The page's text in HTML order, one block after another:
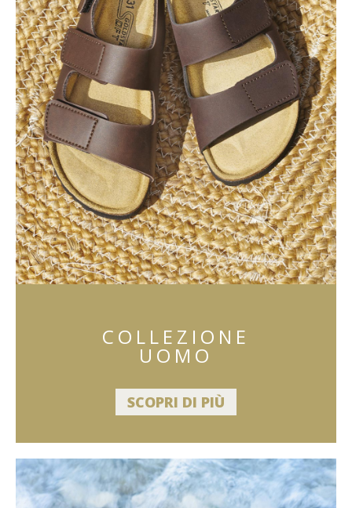
COLLEZIONE
UOMO
SCOPRI DI PIÙ